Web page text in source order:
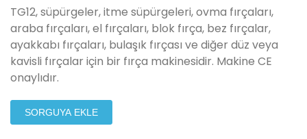
TG12, süpürgeler, itme süpürgeleri, ovma fırçaları,
araba fırçaları, el fırçaları, blok fırça, bez fırçalar,
ayakkabı fırçaları, bulaşık fırçası ve diğer düz veya
kavisli fırçalar için bir fırça makinesidir. Makine CE
onaylıdır.
SORGUYA EKLE